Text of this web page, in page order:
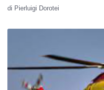
di Pierluigi Dorotei